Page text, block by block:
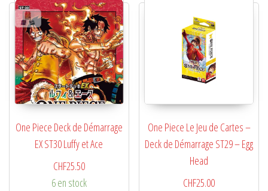
One Piece Deck de Démarrage
EX ST30 Luffy et Ace
CHF25.50
6 en stock
One Piece Le Jeu de Cartes –
Deck de Démarrage ST29 – Egg
Head
CHF25.00